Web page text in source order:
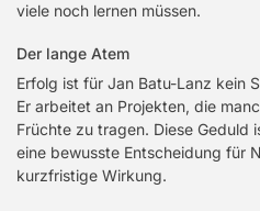
viele noch lernen müssen.
Der lange Atem
Erfolg ist für Jan Batu-Lanz kein
Er arbeitet an Projekten, die
Früchte zu tragen. Diese Geduld
eine bewusste Entscheidung für
kurzfristige Wirkung.